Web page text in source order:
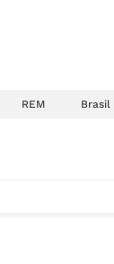
REM Brasil